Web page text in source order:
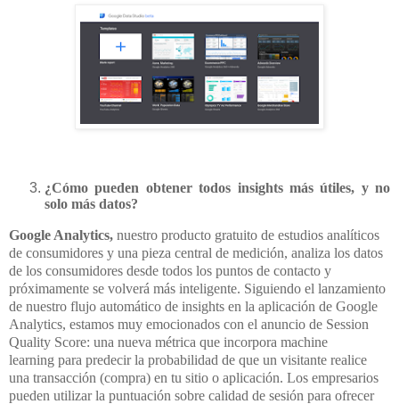
¿Cómo pueden obtener todos insights más útiles, y no
solo más datos?
Google Analytics, nuestro producto gratuito de estudios analíticos
de consumidores y una pieza central de medición, analiza los datos
de los consumidores desde todos los puntos de contacto y
próximamente se volverá más inteligente. Siguiendo el lanzamiento
de nuestro flujo automático de insights en la aplicación de Google
Analytics, estamos muy emocionados con el anuncio de Session
Quality Score: una nueva métrica que incorpora machine
learning para predecir la probabilidad de que un visitante realice
una transacción (compra) en tu sitio o aplicación. Los empresarios
pueden utilizar la puntuación sobre calidad de sesión para ofrecer